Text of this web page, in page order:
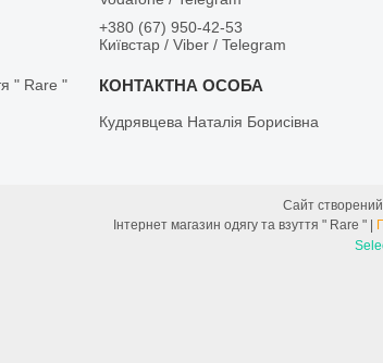
" Rare "
+380 (67) 950-42-53
Київстар / Viber / Telegram
Кудрявцева Наталія Борисівна
Сайт